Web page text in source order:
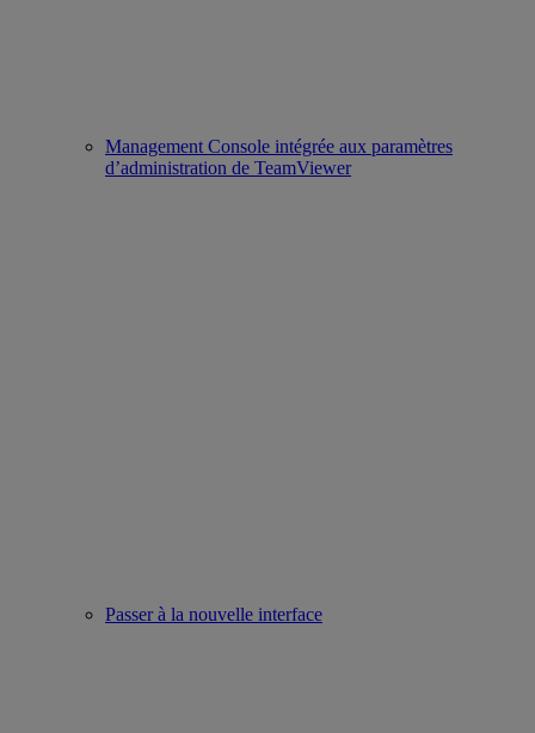
Management Console intégrée aux paramètres
d’administration de TeamViewer
Passer à la nouvelle interface